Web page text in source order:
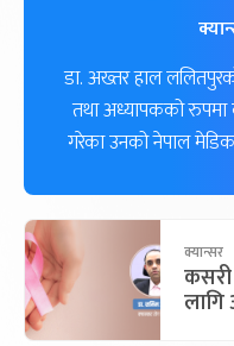
डा. अख्तर हाल
तथा अध्यापकको रुपमा
गरेका उनको नेपाल
क्यान्सर
कसरी
लागि